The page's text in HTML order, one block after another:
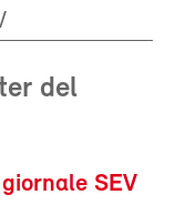
del
SEV